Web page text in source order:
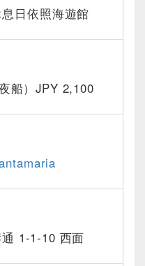
息日依照海遊館
船）JPY 2,100
1-1-10 西面